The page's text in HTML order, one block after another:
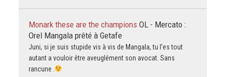
Monark these are the champions OL - Mercato :
Orel Mangala prêté à Getafe
Juni, si je suis stupide vis à vis de Mangala, tu l’es tout
autant a vouloir être aveuglément son avocat. Sans
rancune .